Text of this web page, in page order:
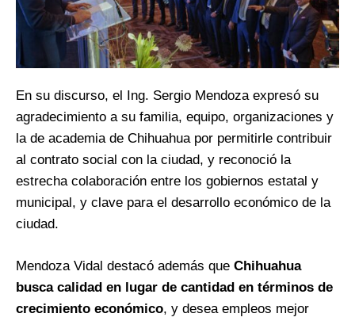
En su discurso, el Ing. Sergio Mendoza expresó su
agradecimiento a su familia, equipo, organizaciones y
la de academia de Chihuahua por permitirle contribuir
al contrato social con la ciudad, y reconoció la
estrecha colaboración entre los gobiernos estatal y
municipal, y clave para el desarrollo económico de la
ciudad.
Mendoza Vidal destacó además que Chihuahua
busca calidad en lugar de cantidad en términos de
crecimiento económico, y desea empleos mejor